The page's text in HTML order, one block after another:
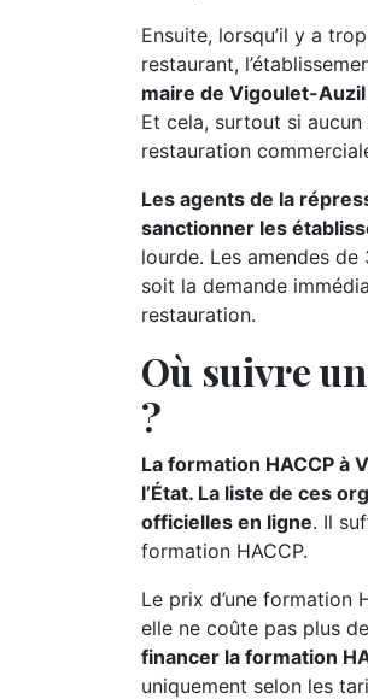
Ensuite, lorsqu’il y a
restaurant,
maire de Vigoulet-
Et cela, surtout si aucun
restauration
Les agents de la
sanctionner les
lourde. Les amendes
soit la demande
restauration.
Où suivre
?
La formation HACCP à
l’État. La liste de ces
officielles en ligne. Il
formation HACCP.
Le prix d’une formation
elle ne coûte pas plus
financer la formation
uniquement selon les